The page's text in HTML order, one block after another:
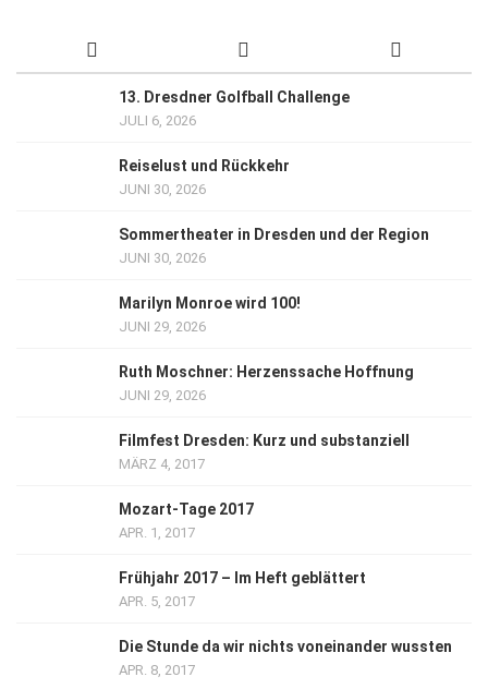
13. Dresdner Golfball Challenge
JULI 6, 2026
Reiselust und Rückkehr
JUNI 30, 2026
Sommertheater in Dresden und der Region
JUNI 30, 2026
Marilyn Monroe wird 100!
JUNI 29, 2026
Ruth Moschner: Herzenssache Hoffnung
JUNI 29, 2026
Filmfest Dresden: Kurz und substanziell
MÄRZ 4, 2017
Mozart-Tage 2017
APR. 1, 2017
Frühjahr 2017 – Im Heft geblättert
APR. 5, 2017
Die Stunde da wir nichts voneinander wussten
APR. 8, 2017